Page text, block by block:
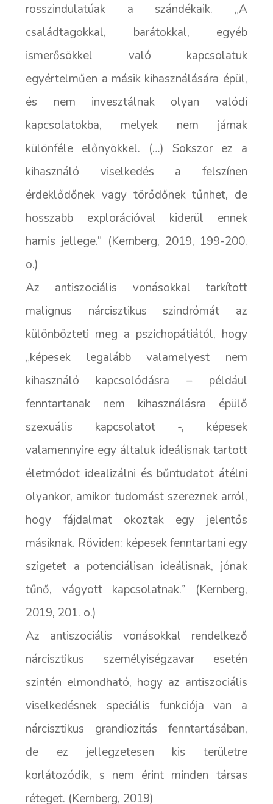
rosszindulatúak a szándékaik. „A
családtagokkal, barátokkal, egyéb
ismerősökkel való kapcsolatuk
egyértelműen a másik kihasználására épül,
és nem invesztálnak olyan valódi
kapcsolatokba, melyek nem járnak
különféle előnyökkel. (…) Sokszor ez a
kihasználó viselkedés a felszínen
érdeklődőnek vagy törődőnek tűnhet, de
hosszabb explorációval kiderül ennek
hamis jellege.” (Kernberg, 2019, 199-200.
o.)
Az antiszociális vonásokkal tarkított
malignus nárcisztikus szindrómát az
különbözteti meg a pszichopátiától, hogy
„képesek legalább valamelyest nem
kihasználó kapcsolódásra – például
fenntartanak nem kihasználásra épülő
szexuális kapcsolatot -, képesek
valamennyire egy általuk ideálisnak tartott
életmódot idealizálni és bűntudatot átélni
olyankor, amikor tudomást szereznek arról,
hogy fájdalmat okoztak egy jelentős
másiknak. Röviden: képesek fenntartani egy
szigetet a potenciálisan ideálisnak, jónak
tűnő, vágyott kapcsolatnak.” (Kernberg,
2019, 201. o.)
Az antiszociális vonásokkal rendelkező
nárcisztikus személyiségzavar esetén
szintén elmondható, hogy az antiszociális
viselkedésnek speciális funkciója van a
nárcisztikus grandiozitás fenntartásában,
de ez jellegzetesen kis területre
korlátozódik, s nem érint minden társas
réteget. (Kernberg, 2019)